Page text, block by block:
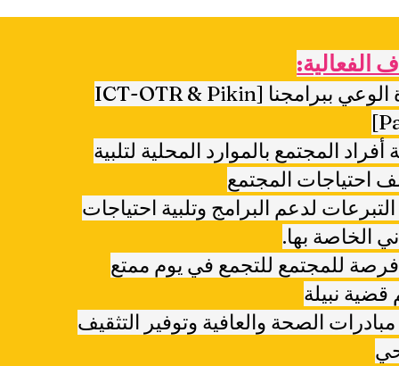
الفعالية:
زيادة الوعي ببرامجنا [ICT-OTR & Pikin
أفراد المجتمع بالموارد المحلية لتلبية
احتياجات المجتمع
لدعم البرامج وتلبية احتياجات
الخاصة بها.
للمجتمع للتجمع في يوم ممتع
قضية نبيلة
الصحة والعافية وتوفير التثقيف